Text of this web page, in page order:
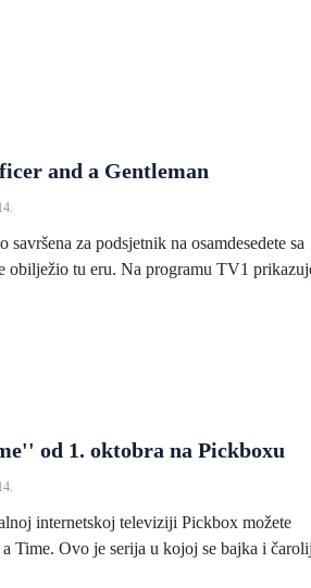
and a Gentleman
savršena za podsjetnik na osamdesedete sa
obilježio tu eru. Na programu TV1
od 1. oktobra na Pickboxu
internetskoj televiziji Pickbox možete
Time. Ovo je serija u kojoj se bajka i